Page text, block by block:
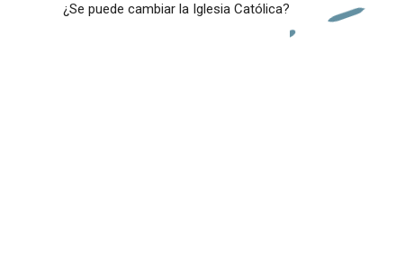
¿Se puede cambiar la Iglesia Católica?